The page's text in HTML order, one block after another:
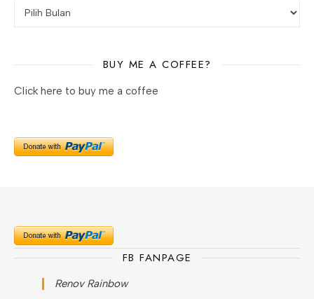
BUY ME A COFFEE?
Click here to buy me a coffee
FB FANPAGE
Renov Rainbow